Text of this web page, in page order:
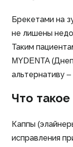
Брекетами на
не лишены
Таким
MYDENTA
альтернативу
Что
Каппы
исправления